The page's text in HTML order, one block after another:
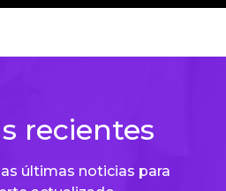
recientes
últimas noticias para